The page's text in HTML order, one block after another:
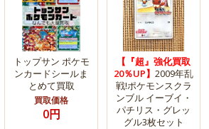
トップサン ポケモ
ンカードシールま
とめて買取
買取価格
0円
【『超』強化買取
20％UP】 2009年乱
戦!ポケモンスクラ
ンブル イーブイ・
パチリス・グレッ
グル3枚セット